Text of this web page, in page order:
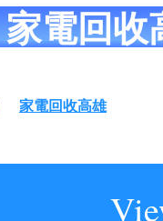
家電回收
家電回收高雄